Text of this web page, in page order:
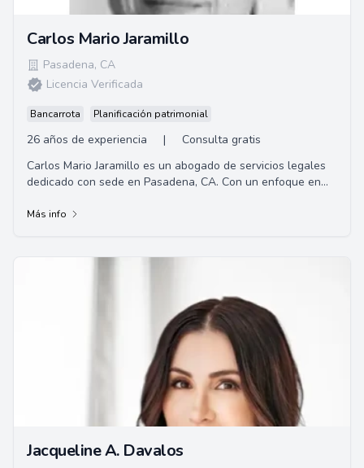
Carlos Mario Jaramillo
Pasadena, CA
Licencia Verificada
Bancarrota Planificación patrimonial
26 años de experiencia |
Consulta gratis
Carlos Mario Jaramillo es un abogado de servicios legales
dedicado con sede en Pasadena, CA. Con un enfoque en
Más info
Jacqueline A. Davalos